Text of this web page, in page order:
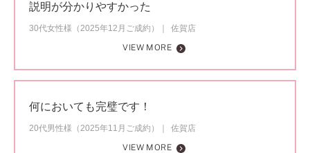
説明が分かりやすかった
30代女性様（2025年12月ご成約）
佐賀店
VIEW MORE
何においても完璧です！
20代男性様（2025年11月ご成約）
佐賀店
VIEW MORE